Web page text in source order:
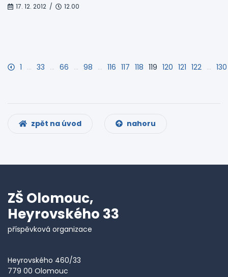
17. 12. 2012 / 12.00
1 … 33 … 66 … 98 … 116 117 118 119 120 121 122 … 130
zpět na úvod nahoru
ZŠ Olomouc,
Heyrovského 33
příspěvková organizace
Heyrovského 460/33
779 00 Olomouc